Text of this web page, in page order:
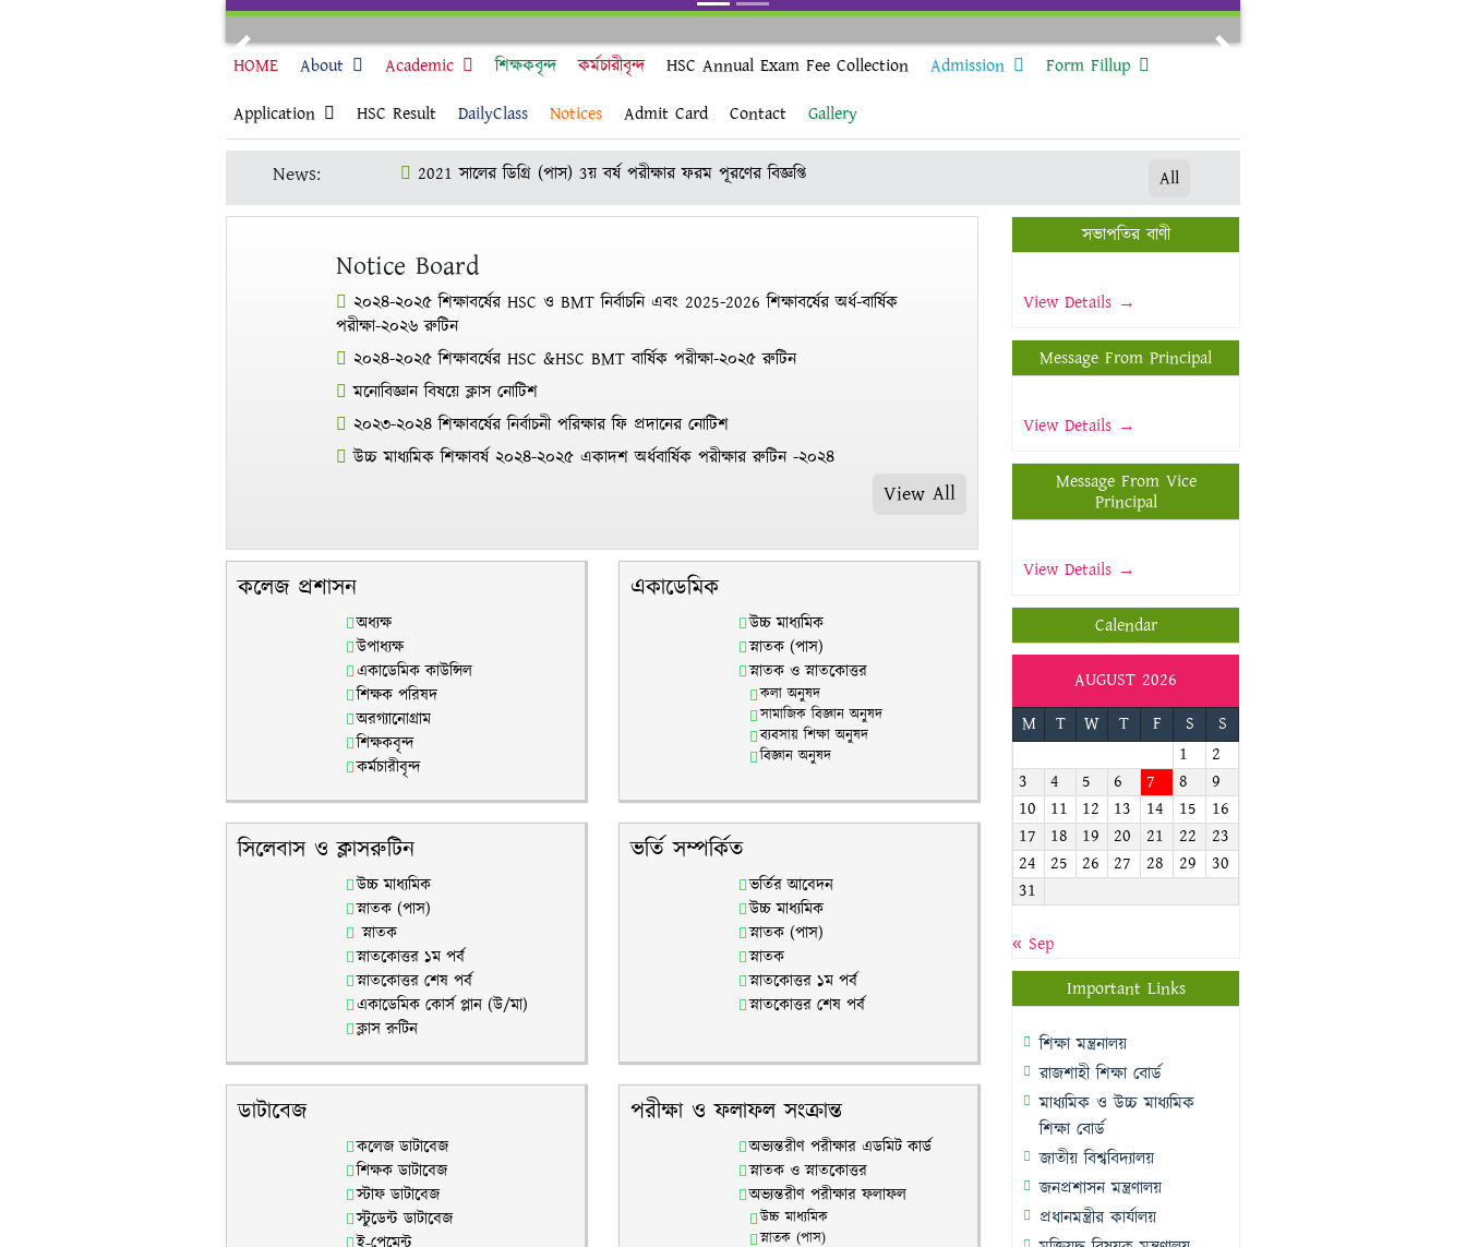
Previous
HOME About Academic শিক্ষকবৃন্দ কর্মচারীবৃন্দ HSC Annual Exam Fee Collection Admission
Form Fillup
Application
HSC Result DailyClass Notices Admit Card Contact Gallery
News: 2021 সালের ডিগ্রি (পাস) 3য় বর্ষ পরীক্ষার ফরম পূরণের বিজ্ঞপ্তি All
Notice Board
২০২৪-২০২৫ শিক্ষাবর্ষের HSC ও BMT নির্বাচনি এবং 2025-2026 শিক্ষাবর্ষের অর্ধ-বার্ষিক
পরীক্ষা-২০২৬ রুটিন
২০২৪-২০২৫ শিক্ষাবর্ষের HSC &HSC BMT বার্ষিক পরীক্ষা-২০২৫ রুটিন
মনোবিজ্ঞান বিষয়ে ক্লাস নোটিশ
২০২৩-২০২৪ শিক্ষাবর্ষের নির্বাচনী পরিক্ষার ফি প্রদানের নোটিশ
উচ্চ মাধ্যমিক শিক্ষাবর্ষ ২০২৪-২০২৫ একাদশ অর্ধবার্ষিক পরীক্ষার রুটিন -২০২৪
View All
কলেজ প্রশাসন
অধ্যক্ষ
উপাধ্যক্ষ
একাডেমিক কাউন্সিল
শিক্ষক পরিষদ
অরগ্যানোগ্রাম
শিক্ষকবৃন্দ
কর্মচারীবৃন্দ
একাডেমিক
উচ্চ মাধ্যমিক
স্নাতক (পাস)
স্নাতক ও স্নাতকোত্তর
কলা অনুষদ
সামাজিক বিজ্ঞান অনুষদ
ব্যবসায় শিক্ষা অনুষদ
বিজ্ঞান অনুষদ
সিলেবাস ও ক্লাসরুটিন
উচ্চ মাধ্যমিক
স্নাতক (পাস)
স্নাতক
স্নাতকোত্তর ১ম পর্ব
স্নাতকোত্তর শেষ পর্ব
একাডেমিক কোর্স প্লান (উ/মা)
ক্লাস রুটিন
ভর্তি সম্পর্কিত
ভর্তির আবেদন
উচ্চ মাধ্যমিক
স্নাতক (পাস)
স্নাতক
স্নাতকোত্তর ১ম পর্ব
স্নাতকোত্তর শেষ পর্ব
ডাটাবেজ
কলেজ ডাটাবেজ
শিক্ষক ডাটাবেজ
স্টাফ ডাটাবেজ
স্টুডেন্ট ডাটাবেজ
পরীক্ষা ও ফলাফল সংক্রান্ত
অভ্যন্তরীণ পরীক্ষার এডমিট কার্ড
স্নাতক ও স্নাতকোত্তর
অভ্যন্তরীণ পরীক্ষার ফলাফল
উচ্চ মাধ্যমিক
স্নাতক (পাস)
সভাপতির বাণী
View Details →
Message From Principal
View Details →
Message From Vice
Principal
View Details →
Calendar
AUGUST 2026
M
T W T F S
S
1
2
3
4 5 6 7 8
9
10
11 12 13 14 15
16
17
18 19 20 21 22
23
24
25 26 27 28 29
30
31
« Sep
Important Links
শিক্ষা মন্ত্রনালয়
রাজশাহী শিক্ষা বোর্ড
মাধ্যমিক ও উচ্চ মাধ্যমিক
শিক্ষা বোর্ড
জাতীয় বিশ্ববিদ্যালয়
জনপ্রশাসন মন্ত্রণালয়
প্রধানমন্ত্রীর কার্যালয়